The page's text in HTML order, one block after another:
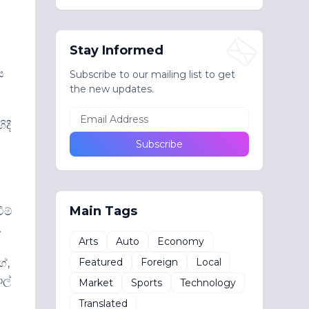
Stay Informed
Subscribe to our mailing list to get
the new updates.
Main Tags
Arts Auto
Economy
Featured
Foreign
Local
Market
Sports
Technology
Translated